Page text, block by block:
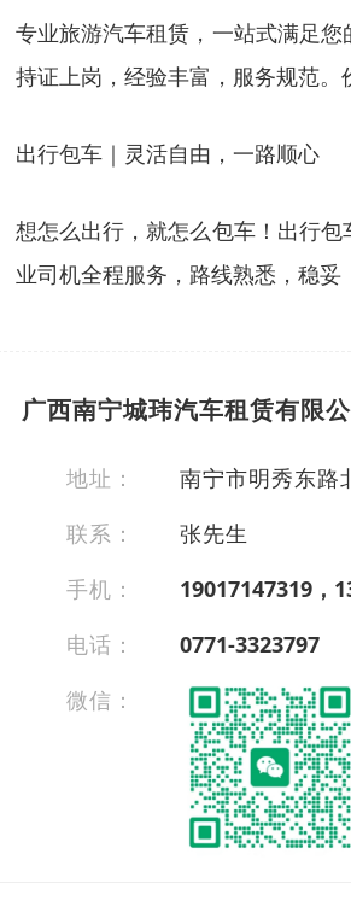
专业旅游汽车租赁，一站式满足
持证上岗，经验丰富，服务规范
出行包车｜灵活自由，一路顺心
想怎么出行，就怎么包车！出行
业司机全程服务，路线熟悉，稳
广西南宁城玮汽车租赁有限
地址：
南宁市明秀东
联系：
张先生
手机：
19017147319，
电话：
0771-3323797
微信：